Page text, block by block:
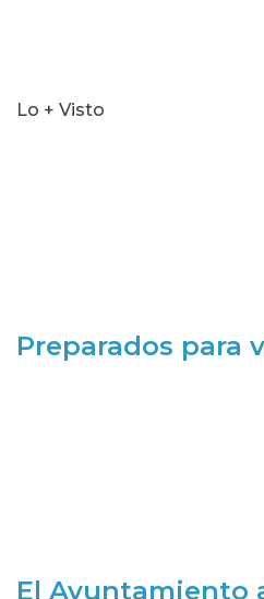
Lo + Visto
Preparados para
El Ayuntamiento